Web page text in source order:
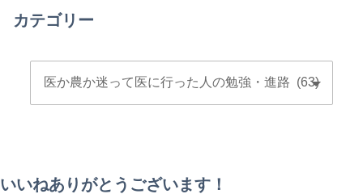
カテゴリー
いいねありがとうございます！